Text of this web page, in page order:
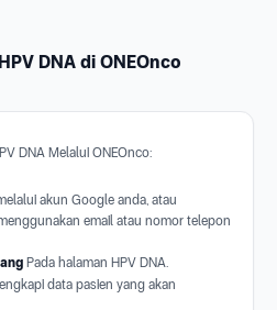
DNA di ONEOnco
DNA Melalui ONEOnco:
akun Google anda, atau
email atau nomor telepon
Pada halaman HPV DNA.
data pasien yang akan